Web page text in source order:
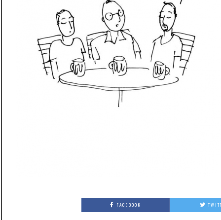
FACEBOOK